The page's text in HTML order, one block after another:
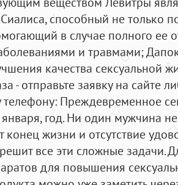
способный не только
в случае полного ее
и травмами;
качества сексуальной
- отправьте заявку на сайте
телефону: Преждевременное
год. Ни один мужчина
конец жизни и отсутствие
все эти сложные задачи.
для повышения